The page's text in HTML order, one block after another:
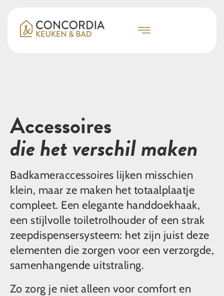
Accessoires
die het verschil maken
Badkameraccessoires lijken misschien
klein, maar ze maken het totaalplaatje
compleet. Een elegante handdoekhaak,
een stijlvolle toiletrolhouder of een strak
zeepdispensersysteem: het zijn juist deze
elementen die zorgen voor een verzorgde,
samenhangende uitstraling.
Zo zorg je niet alleen voor comfort en